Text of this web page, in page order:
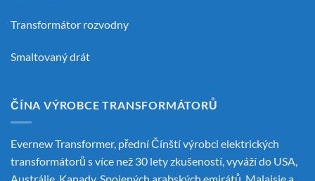
Transformátor rozvodny
Smaltovaný drát
ČÍNA VÝROBCE TRANSFORMÁTORŮ
Evernew Transformer, předníČínští výrobci elektrických
transformátorů s více než 30 lety zkušeností, vyváží do USA,